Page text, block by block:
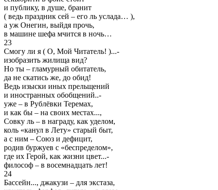
и публику, в душе, бранит
( ведь праздник сей – его ль услада… ),
а уж Онегин, выйдя прочь,
в машине шефа мчится в ночь…
23
Смогу ли я ( О, Мой Читатель! )...-
изобразить жилища вид?
Но ты – гламурный обитатель,
да не скатись же, до обид!
Ведь изыски иных прельщений
и иностранных обобщений..-
уже – в Рублёвки Теремах,
и как бы – на своих местах...,
Совку ль – в награду, как уделом,
коль «канул в Лету» старый быт,
а с ним – Союз и дефицит,
родив буржуев с «беспределом»,
где их Герой, как жизни цвет...-
философ – в восемнадцать лет!
24
Бассейн..., джакузи – для экстаза,